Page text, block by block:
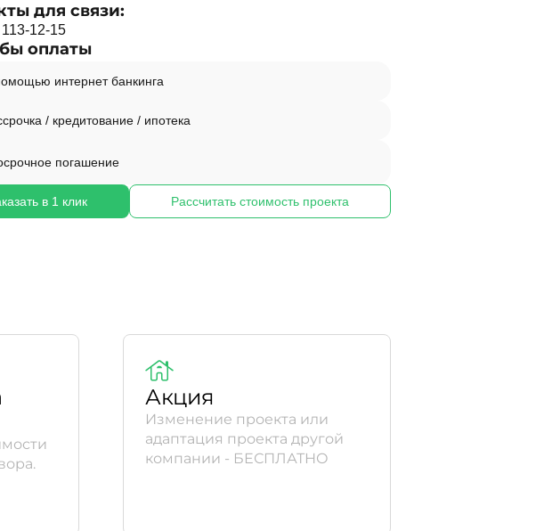
для связи:
113-12-15
оплаты
интернет банкинга
/ кредитование / ипотека
погашение
в 1 клик Рассчитать стоимость проекта
Акция
Изменение проекта или
адаптация проекта другой
компании - БЕСПЛАТНО